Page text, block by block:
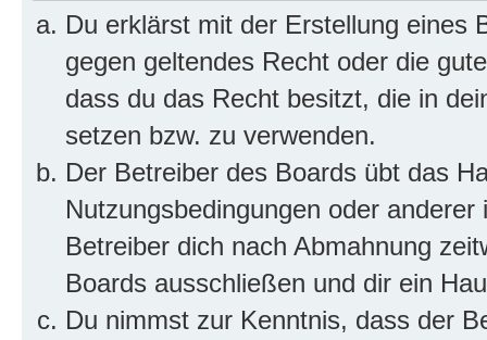
Du erklärst mit der Erstellung eines
gegen geltendes Recht oder die
dass du das Recht besitzt, die in
setzen bzw. zu verwenden.
Der Betreiber des Boards übt das
Nutzungsbedingungen oder
Betreiber dich nach Abmahnung
Boards ausschließen und dir ein
Du nimmst zur Kenntnis, dass der